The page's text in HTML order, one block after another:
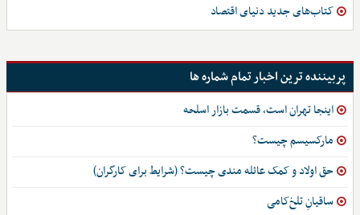
کتاب‌های جدید دنیای اقتصاد
پربیننده ترین اخبار تمام شماره ها
اینجا تهران است، قسمت بازار اسلحه
مارکسیسم چیست؟
حق اولاد و کمک عائله مندی چیست؟ (شرایط برای کارگران)
ساقیانِ تلخ‌کامی